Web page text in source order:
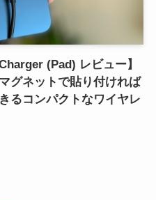
(Pad) レビュー】
グネットで貼り付ければ
るコンパクトなワイヤレ